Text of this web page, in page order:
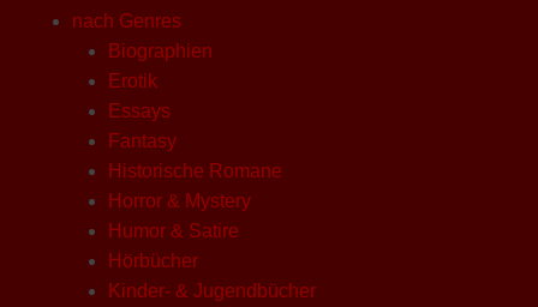
nach Genres
Biographien
Erotik
Essays
Fantasy
Historische Romane
Horror & Mystery
Humor & Satire
Hörbücher
Kinder- & Jugendbücher